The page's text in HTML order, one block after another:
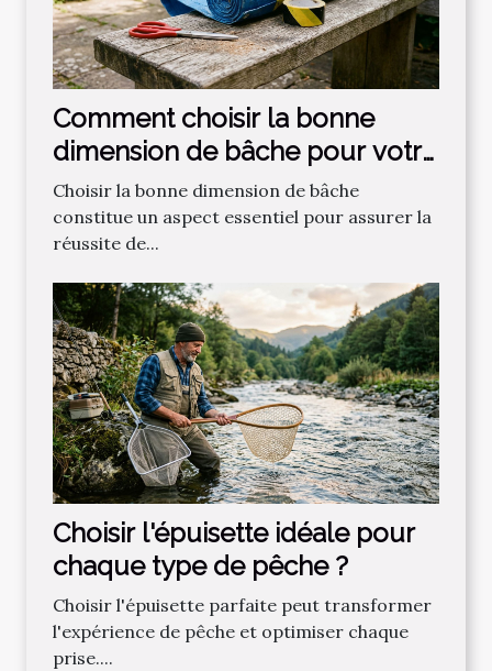
Comment choisir la bonne
dimension de bâche pour votre
projet ?
Choisir la bonne dimension de bâche
constitue un aspect essentiel pour assurer la
réussite de...
Choisir l'épuisette idéale pour
chaque type de pêche ?
Choisir l'épuisette parfaite peut transformer
l'expérience de pêche et optimiser chaque
prise....